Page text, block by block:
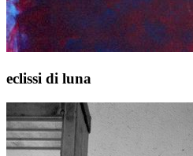
eclissi di luna